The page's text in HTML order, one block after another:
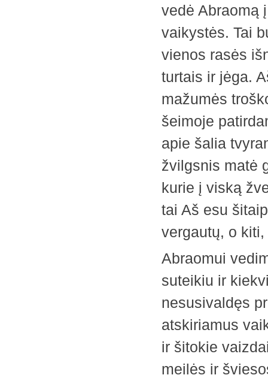
vedė Abraomą
vaikystės. Tai
vienos rasės
turtais ir jėga.
mažumės
šeimoje
apie šalia
žvilgsnis matė
kurie į viską
tai Aš esu
vergautų, o
Abraomui
suteikiu ir
nesusivaldęs
atskiriamus
ir šitokie
meilės ir